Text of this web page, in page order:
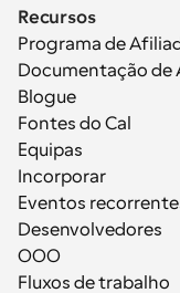
Recursos
Programa de
Documentação de
Blogue
Fontes do Cal
Equipas
Incorporar
Eventos
Desenvolvedores
OOO
Fluxos de trabalho